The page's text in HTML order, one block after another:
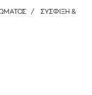
/
ΣΎΣΦΙΞΗ &